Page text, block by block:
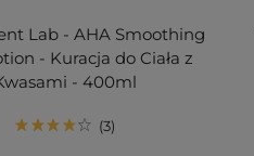
Lab - AHA Smoothing
- Kuracja do Ciała z
- 400ml
3